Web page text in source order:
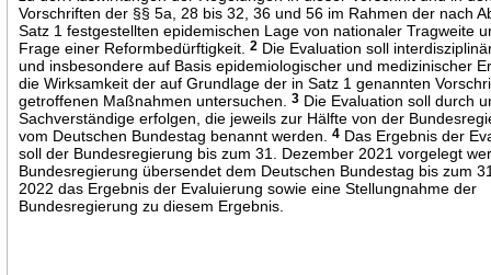
Vorschriften der §§ 5a, 28 bis 32, 36 und 56 im Rahmen der nach
Satz 1 festgestellten epidemischen Lage von nationaler Tragweite
Frage einer Reformbedürftigkeit.2 Die Evaluation soll
und insbesondere auf Basis epidemiologischer und medizinischer
die Wirksamkeit der auf Grundlage der in Satz 1 genannten
getroffenen Maßnahmen untersuchen.3 Die Evaluation soll durch
Sachverständige erfolgen, die jeweils zur Hälfte von der
vom Deutschen Bundestag benannt werden.4 Das Ergebnis der
soll der Bundesregierung bis zum 31. Dezember 2021 vorgelegt
Bundesregierung übersendet dem Deutschen Bundestag bis zum
2022 das Ergebnis der Evaluierung sowie eine Stellungnahme der
Bundesregierung zu diesem Ergebnis.